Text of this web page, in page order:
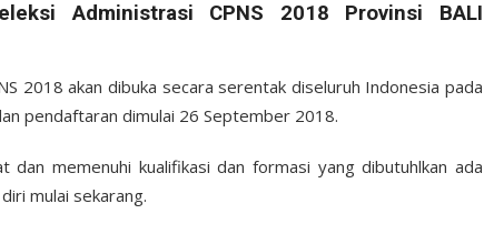
Administrasi CPNS 2018 Provinsi BALI
2018 akan dibuka secara serentak diseluruh Indonesia pada
pendaftaran dimulai 26 September 2018.
dan memenuhi kualifikasi dan formasi yang dibutuhlkan ada
mulai sekarang.